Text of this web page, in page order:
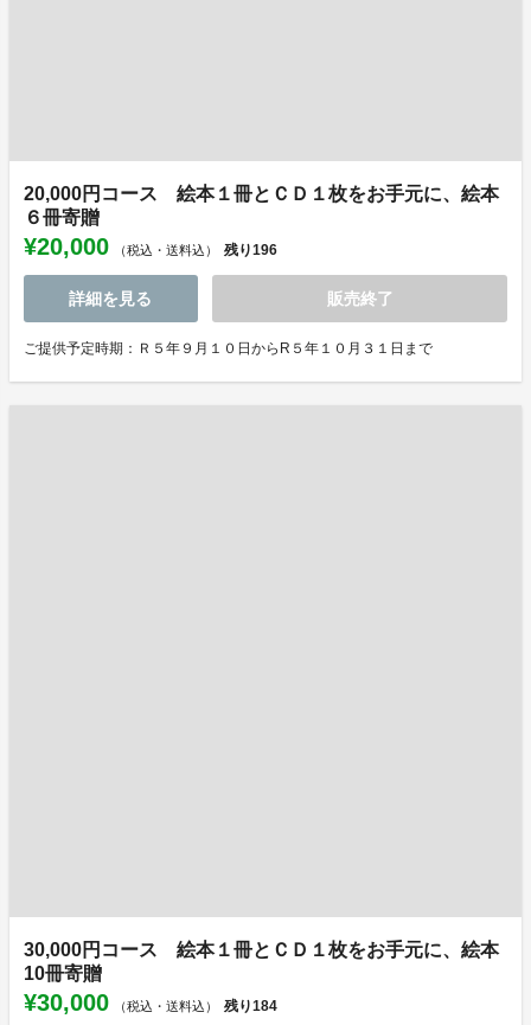
20,000円コース 絵本１冊とＣＤ１枚をお手元に、絵本
６冊寄贈
¥20,000 （税込・送料込） 残り196
詳細を見る 販売終了
ご提供予定時期：Ｒ５年９月１０日からR５年１０月３１日まで
30,000円コース 絵本１冊とＣＤ１枚をお手元に、絵本
10冊寄贈
¥30,000 （税込・送料込） 残り184